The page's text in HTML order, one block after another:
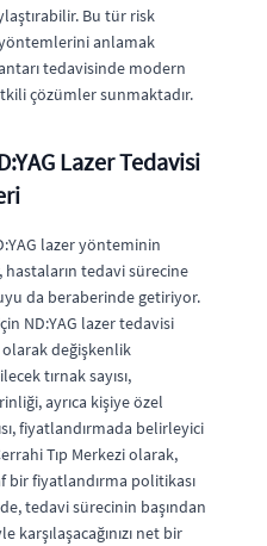
Bu tür risk
anlamak
tedavisinde modern
çözümler sunmaktadır.
Lazer Tedavisi
lazer yönteminin
tedavi sürecine
da beraberinde getiriyor.
ND:YAG lazer tedavisi
olarak değişkenlik
tırnak sayısı,
ayrıca kişiye özel
fiyatlandırmada belirleyici
Tıp Merkezi olarak,
bir fiyatlandırma politikası
tedavi sürecinin başından
karşılaşacağınızı net bir